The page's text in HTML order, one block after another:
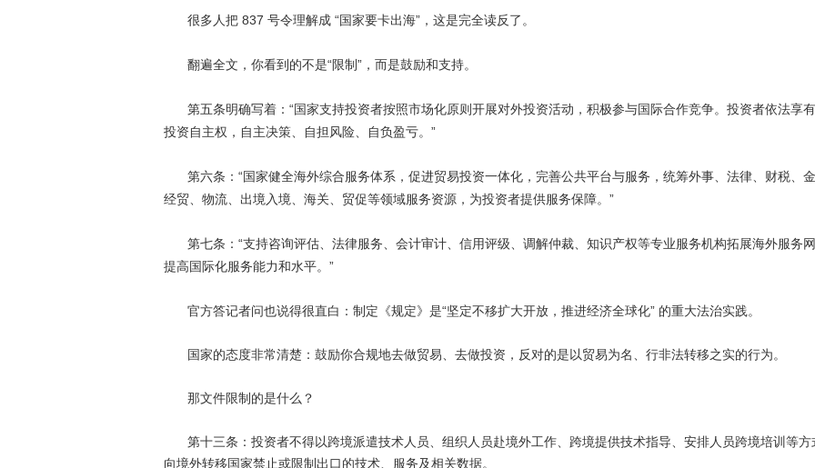
很多人把 837 号令理解成 “ 国家要卡出海” ，这是完全读反了。
翻遍全文，你看到的不是“ 限制 ” ，而是鼓励和支持。
第五条明确写着： “ 国家支持投资者按照市场化原则开展对外投资活动，积极参与国际合作竞争。投资者依法享
投资自主权，自主决策、自担风险、自负盈亏。 ”
第六条： “ 国家健全海外综合服务体系，促进贸易投资一体化，完善公共平台与服务，统筹外事、法律、财税、金
经贸、物流、出境入境、海关、贸促等领域服务资源，为投资者提供服务保障。 ”
第七条： “支持咨询评估、法律服务、会计审计、信用评级、调解仲裁、知识产权等专业服务机构拓展海外服务网
提高国际化服务能力和水平。 ”
官方答记者问也说得很直白：制定《规定》是“坚定不移扩大开放，推进经济全球化” 的重大法治实践。
国家的态度非常清楚：鼓励你合规地去做贸易、去做投资，反对的是以贸易为名、行非法转移之实的行为。
那文件限制的是什么？
第十三条：投资者不得以跨境派遣技术人员、组织人员赴境外工作、跨境提供技术指导、安排人员跨境培训等方
向境外转移国家禁止或限制出口的技术、服务及相关数据。